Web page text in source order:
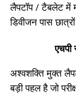
लैपटॉप / टैबलेट में
डिवीजन पास
एचपी
अश्वशक्ति मुक्त
बड़ी पहल है जो